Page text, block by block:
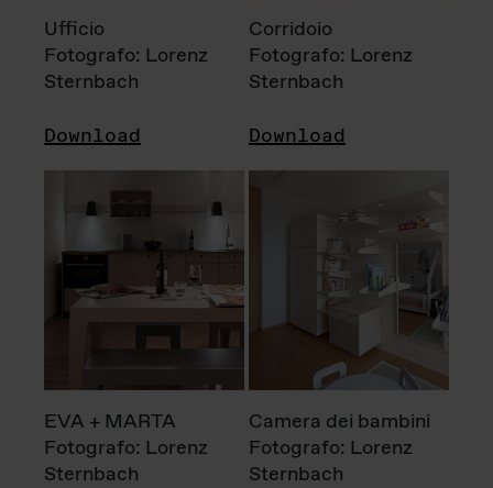
Ufficio
Fotografo: Lorenz
Sternbach
Download
Corridoio
Fotografo: Lorenz
Sternbach
Download
EVA + MARTA
Fotografo: Lorenz
Sternbach
Camera dei bambini
Fotografo: Lorenz
Sternbach